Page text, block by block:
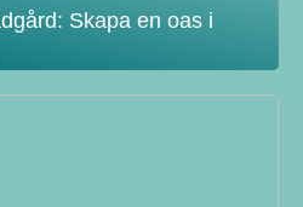
Skapa en oas i